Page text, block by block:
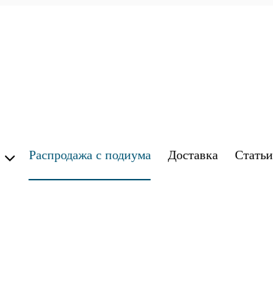
Распродажа с подиума Доставка Статьи